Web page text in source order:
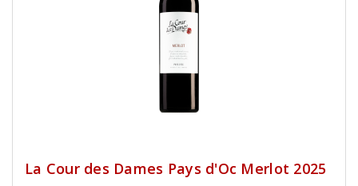
La Cour des Dames Pays d'Oc Merlot 2025